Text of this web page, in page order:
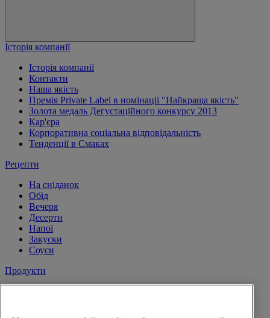
Історія компанії
Історія компанії
Контакти
Наша якість
Премія Private Label в номінаціі "Найкраща якість"
Золота медаль Дегустаційного конкурсу 2013
Кар'єра
Корпоративна соціальна відповідальність
Тенденції в Смаках
Рецепти
На сніданок
Обід
Вечеря
Десерти
Напої
Закуски
Соуси
Продукти